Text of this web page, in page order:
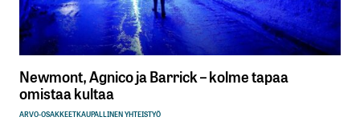
Newmont, Agnico ja Barrick – kolme tapaa
omistaa kultaa
ARVO-OSAKKEETKAUPALLINEN YHTEISTYÖ